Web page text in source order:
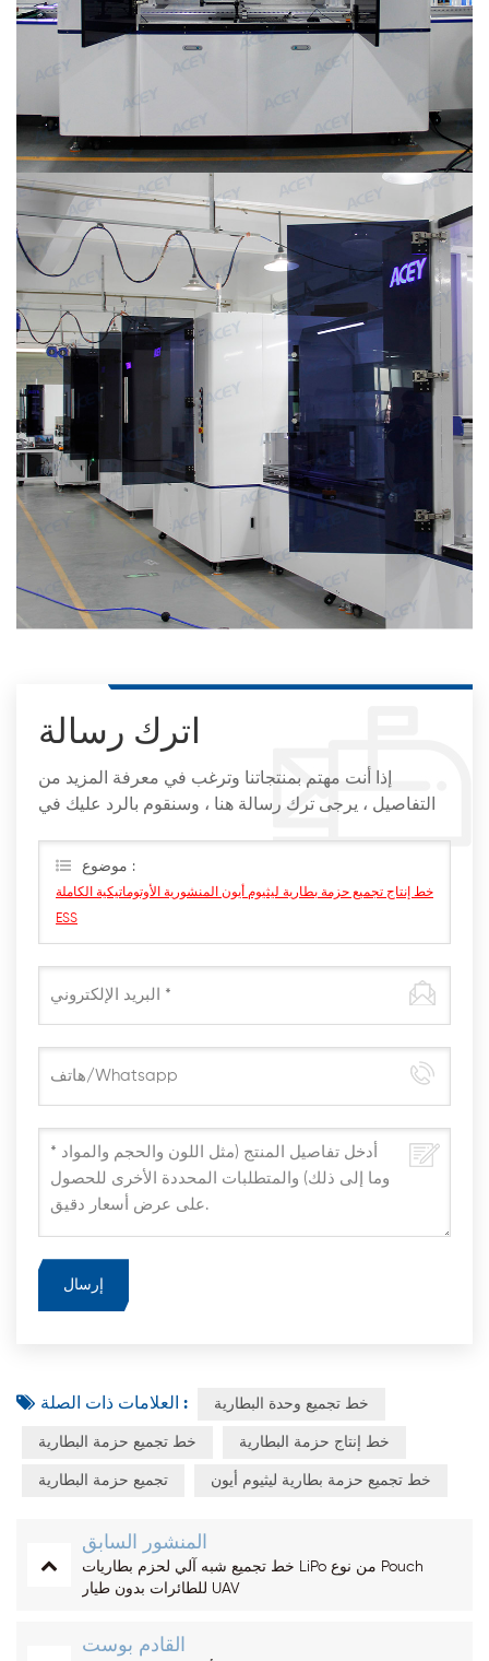
اترك رسالة
إذا أنت مهتم بمنتجاتنا وترغب في معرفة المزيد من
التفاصيل ، يرجى ترك رسالة هنا ، وسنقوم بالرد عليك في
موضوع :
خط إنتاج تجميع حزمة بطارية ليثيوم أيون المنشورية الأوتوماتيكية الكاملة
ESS
العلامات ذات الصلة : خط تجميع وحدة البطارية
خط تجميع حزمة البطارية خط إنتاج حزمة البطارية
تجميع حزمة البطارية خط تجميع حزمة بطارية ليثيوم أيون
المنشور السابق
خط تجميع شبه آلي لحزم بطاريات LiPo من نوع Pouch
للطائرات بدون طيار UAV
القادم بوست